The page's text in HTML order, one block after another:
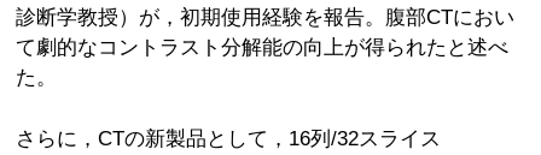
診断学教授）が，初期使用経験を報告。腹部CTにおい
て劇的なコントラスト分解能の向上が得られたと述べ
た。
さらに，CTの新製品として，16列/32スライス